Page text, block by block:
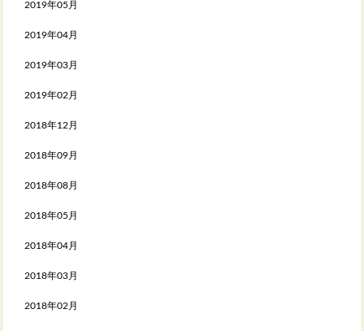
2019年05月
2019年04月
2019年03月
2019年02月
2018年12月
2018年09月
2018年08月
2018年05月
2018年04月
2018年03月
2018年02月